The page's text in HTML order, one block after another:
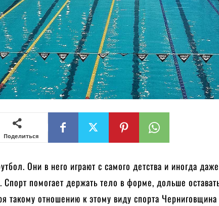
Поделиться
Они в него играют с самого детства и иногда
Спорт помогает держать тело в форме, дольше
такому отношению к этому виду спорта Черниговщина